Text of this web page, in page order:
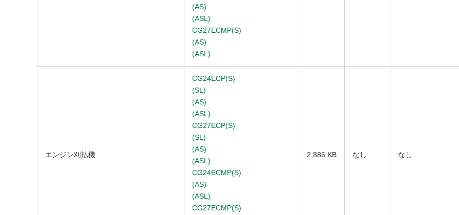
(AS)
(ASL)
CG27ECMP(S)
(AS)
(ASL)
エンジン刈払機
CG24ECP(S)
(SL)
(AS)
(ASL)
CG27ECP(S)
(SL)
(AS)
(ASL)
CG24ECMP(S)
(AS)
(ASL)
CG27ECMP(S)
2,886 KB なし なし